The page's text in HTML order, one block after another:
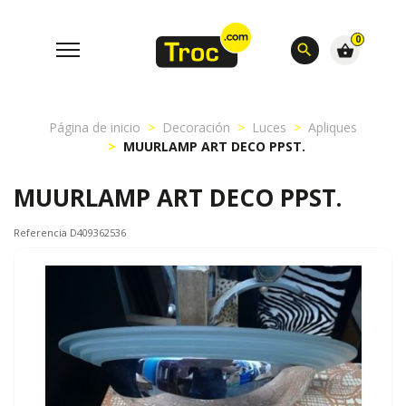
search
0
shopping_basket
Página de inicio Decoración Luces
Apliques
MUURLAMP ART DECO PPST.
MUURLAMP ART DECO PPST.
Referencia D409362536